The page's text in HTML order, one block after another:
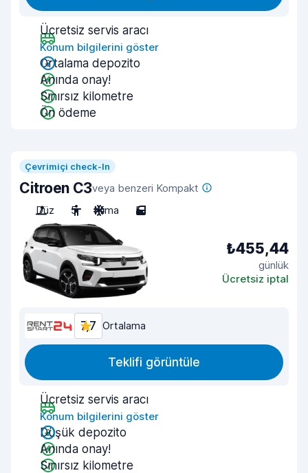
Ücretsiz servis aracı
Konum bilgilerini göster
Ortalama depozito
Anında onay!
Sınırsız kilometre
Ön ödeme
Çevrimiçi check-In
Citroen C3veya benzeri Kompakt
Düz
5 Klima 5
₺455,44
günlük
Ücretsiz iptal
7,7 Ortalama
Teklifi görüntüle
Ücretsiz servis aracı
Konum bilgilerini göster
Düşük depozito
Anında onay!
Sınırsız kilometre